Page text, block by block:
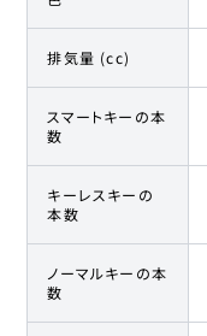
排気量 (cc)
スマートキーの本
数
キーレスキーの
本数
ノーマルキーの本
数